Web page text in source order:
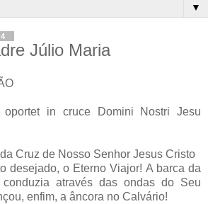
▼
Júlio Maria
oportet in cruce Domini Nostri Jesu
Cruz de Nosso Senhor Jesus Cristo
desejado, o Eterno Viajor! A barca da
através das ondas do Seu
enfim, a âncora no Calvário!